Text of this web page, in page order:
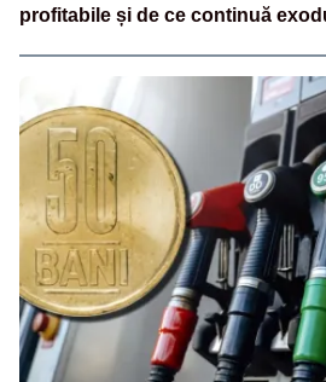
profitabile și de ce continuă